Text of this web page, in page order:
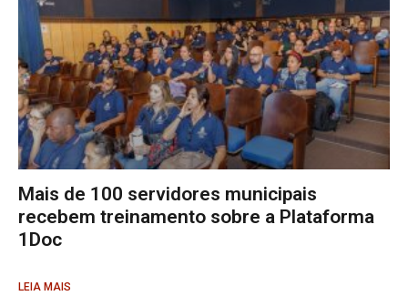
Mais de 100 servidores municipais
recebem treinamento sobre a Plataforma
1Doc
LEIA MAIS